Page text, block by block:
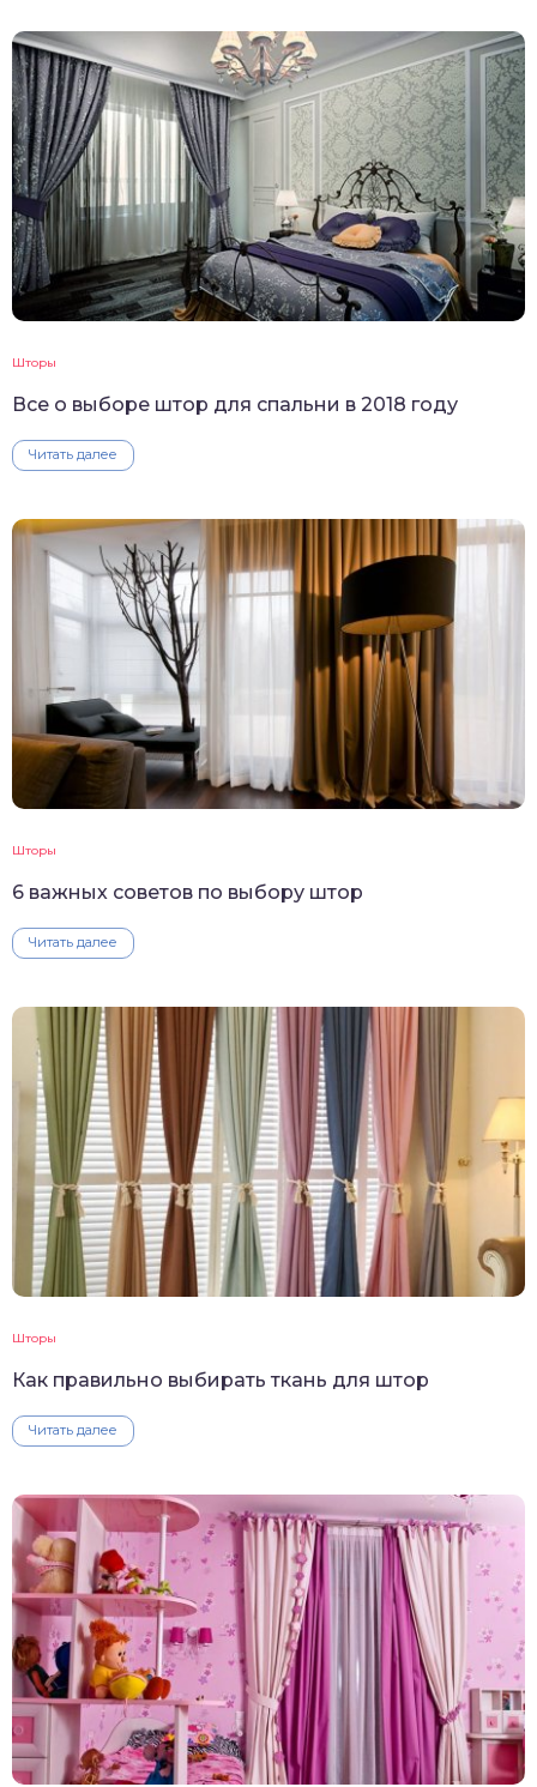
Шторы
Все о выборе штор для спальни в 2018 году
Читать далее
Шторы
6 важных советов по выбору штор
Читать далее
Шторы
Как правильно выбирать ткань для штор
Читать далее